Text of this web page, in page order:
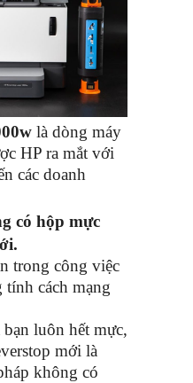
là dòng máy
HP ra mắt với
các doanh
có hộp mực
trong công việc
cách mạng
luôn hết mực,
mới là
không có